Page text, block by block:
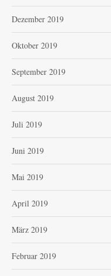
Dezember 2019
Oktober 2019
September 2019
August 2019
Juli 2019
Juni 2019
Mai 2019
April 2019
März 2019
Februar 2019